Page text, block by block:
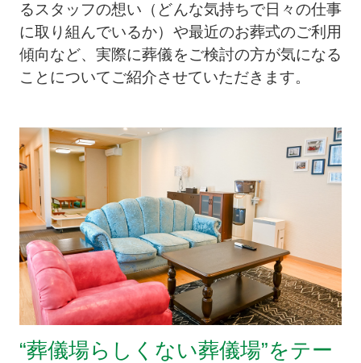
るスタッフの想い（どんな気持ちで日々の仕事
に取り組んでいるか）や最近のお葬式のご利用
傾向など、実際に葬儀をご検討の方が気になる
ことについてご紹介させていただきます。
“葬儀場らしくない葬儀場”をテー